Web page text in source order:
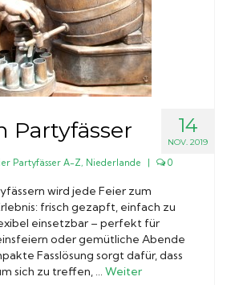
14
NOV. 2019
Partyfässer
Partyfässer A-Z, Niederlande 0
wird jede Feier zum
frisch gezapft, einfach zu
einsetzbar – perfekt für
oder gemütliche Abende
Fasslösung sorgt dafür, dass
sich zu treffen, … Weiter